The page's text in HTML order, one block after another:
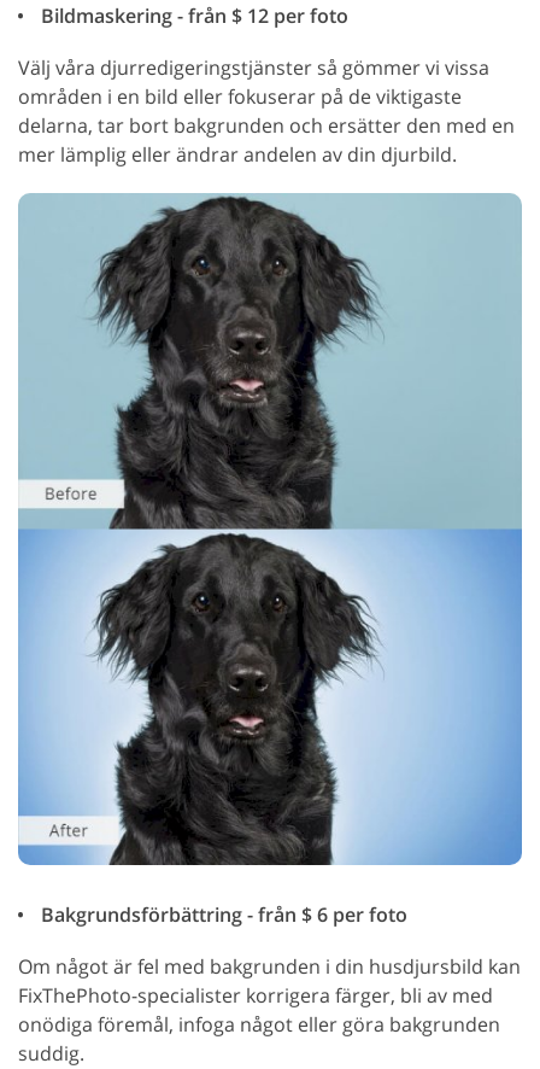
Bildmaskering - från $ 12 per foto
Välj våra djurredigeringstjänster så gömmer vi vissa
områden i en bild eller fokuserar på de viktigaste
delarna, tar bort bakgrunden och ersätter den med en
mer lämplig eller ändrar andelen av din djurbild.
Bakgrundsförbättring - från $ 6 per foto
Om något är fel med bakgrunden i din husdjursbild kan
FixThePhoto-specialister korrigera färger, bli av med
onödiga föremål, infoga något eller göra bakgrunden
suddig.